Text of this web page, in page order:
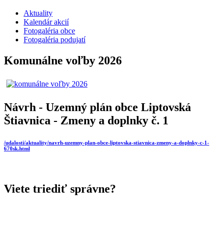
Aktuality
Kalendár akcií
Fotogaléria obce
Fotogaléria podujatí
Komunálne voľby 2026
Návrh - Uzemný plán obce Liptovská
Štiavnica - Zmeny a doplnky č. 1
/udalosti/aktuality/navrh-uzemny-plan-obce-liptovska-stiavnica-zmeny-a-doplnky-c-1-
670sk.html
Viete triediť správne?